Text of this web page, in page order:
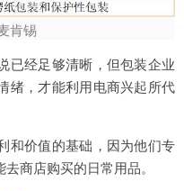
肯锡
已经足够清晰，但包装企业
绪，才能利用电商兴起所代
和价值的基础，因为他们专
商店购买的日常用品。